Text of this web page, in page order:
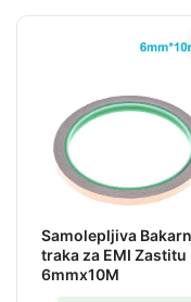
Samolepljiva
traka za EMI Zastitu
6mmx10M